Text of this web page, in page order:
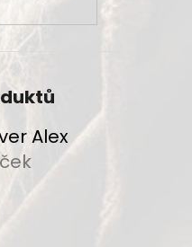
Alex
z 5 hvězdiček.